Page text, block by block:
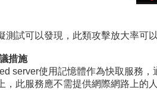
測試可以發現，此類攻擊放大率可
措施
server使用記憶體作為快取服務
，此服務應不需提供網際網路上的